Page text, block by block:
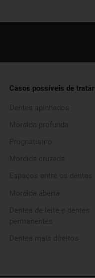
Casos possíveis de tratar